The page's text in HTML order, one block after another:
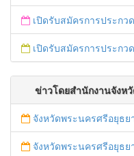
เปิดรับสมัครการประกวดร้อ
เปิดรับสมัครการประกวด THE
ข่าวโดยสำนักงานจังห
จังหวัดพระนครศรีอยุธยา บูรณาการหน่วยงานที่เกี่ยวข้อง ลงพื้นที่จัดระเบียบและดำเนินมาตรการตามบทลงโทษสูงสุ
จังหวัดพระนครศรีอยุธยา ปล่อยแถวตำรวจ ทหาร ฝ่ายปกครอง กว่า 100 นาย ตรวจเข้มท่